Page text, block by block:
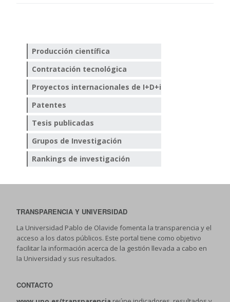
Producción científica
Contratación tecnológica
Proyectos internacionales de I+D+i
Patentes
Tesis publicadas
Grupos de Investigación
Rankings de investigación
TRANSPARENCIA Y UNIVERSIDAD
La Universidad Pablo de Olavide fomenta la transparencia y el
acceso a los datos públicos. Este portal tiene como objetivo
facilitar la información acerca de la gestión llevada a cabo en
la Universidad y sus resultados.
CONTACTO